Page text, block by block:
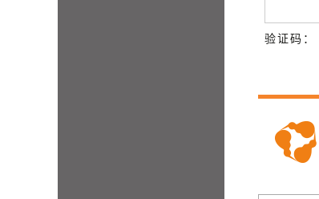
验证码：